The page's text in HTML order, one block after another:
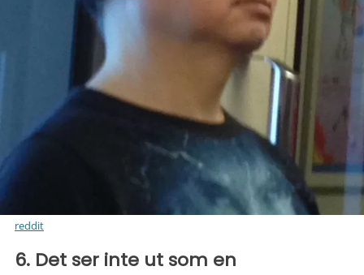
reddit
6. Det ser inte ut som en